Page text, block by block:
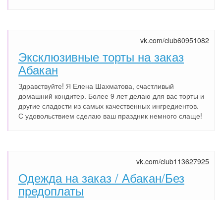
vk.com/club60951082
Эксклюзивные торты на заказ
Абакан
Здравствуйте! Я Елена Шахматова, счастливый
домашний кондитер. Более 9 лет делаю для вас торты и
другие сладости из самых качественных ингредиентов.
С удовольствием сделаю ваш праздник немного слаще!
vk.com/club113627925
Одежда на заказ / Абакан/Без
предоплаты